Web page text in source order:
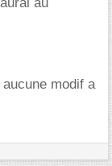
aucune modif a